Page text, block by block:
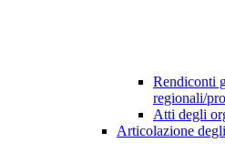
Rendiconti
regionali/
Atti degli
Articolazione